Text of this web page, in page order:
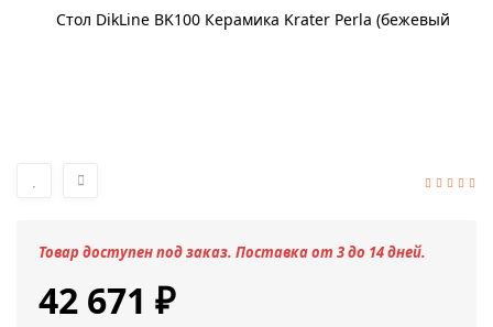
Товар доступен под заказ. Поставка от 3 до 14 дней.
42 671 ₽